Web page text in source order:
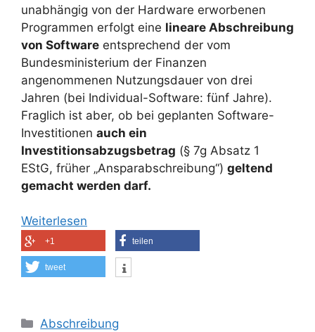
unabhängig von der Hardware erworbenen
Programmen erfolgt eine lineare Abschreibung
von Software entsprechend der vom
Bundesministerium der Finanzen
angenommenen Nutzungsdauer von drei
Jahren (bei Individual-Software: fünf Jahre).
Fraglich ist aber, ob bei geplanten Software-
Investitionen auch ein
Investitionsabzugsbetrag (§ 7g Absatz 1
EStG, früher „Ansparabschreibung“) geltend
gemacht werden darf.
Weiterlesen
+1 teilen
tweet
Kategorien
Abschreibung